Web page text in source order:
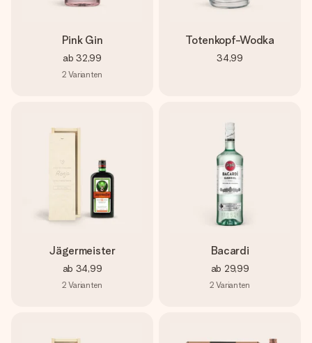
Pink Gin
ab 32,99
2 Varianten
Totenkopf-Wodka
34,99
Jägermeister
ab 34,99
2 Varianten
Bacardi
ab 29,99
2 Varianten